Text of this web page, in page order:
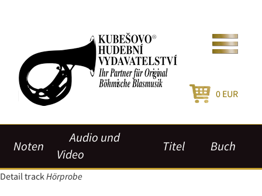
0 EUR
Noten
Audio und
Video
Titel Buch
Detail trackHörprobe